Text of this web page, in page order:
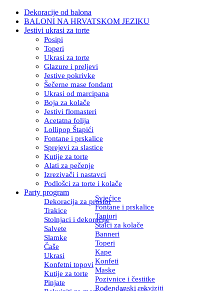
Dekoracije od balona
BALONI NA HRVATSKOM JEZIKU
Jestivi ukrasi za torte
Posipi
Toperi
Ukrasi za torte
Glazure i preljevi
Jestive pokrivke
Šečerne mase fondant
Ukrasi od marcipana
Boja za kolače
Jestivi flomasteri
Acetatna folija
Lollipop Štapići
Fontane i prskalice
Sprejevi za slastice
Kutije za torte
Alati za pečenje
Izrezivači i nastavci
Podlošci za torte i kolače
Party program
Dekoracija za prostor
Svjećice
Trakice
Fontane i prskalice
Stolnjaci i dekoracije
Tanjuri
Salvete
Stalci za kolače
Slamke
Banneri
Čaše
Toperi
Ukrasi
Kape
Konfetni topovi Konfeti
Kutije za torte
Maske
Pinjate
Pozivnice i čestitke
Rođendanski rekviziti